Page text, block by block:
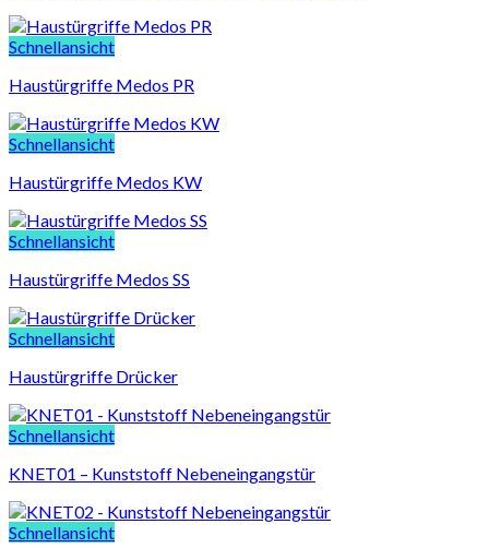
Schnellansicht
Haustürgriffe Medos PR
Schnellansicht
Haustürgriffe Medos KW
Schnellansicht
Haustürgriffe Medos SS
Schnellansicht
Haustürgriffe Drücker
Schnellansicht
KNET01 – Kunststoff Nebeneingangstür
Schnellansicht